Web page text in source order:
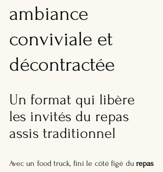
ambiance
conviviale et
décontractée
Un format qui libère
les invités du repas
assis traditionnel
Avec un food truck, fini le côté figé du repas